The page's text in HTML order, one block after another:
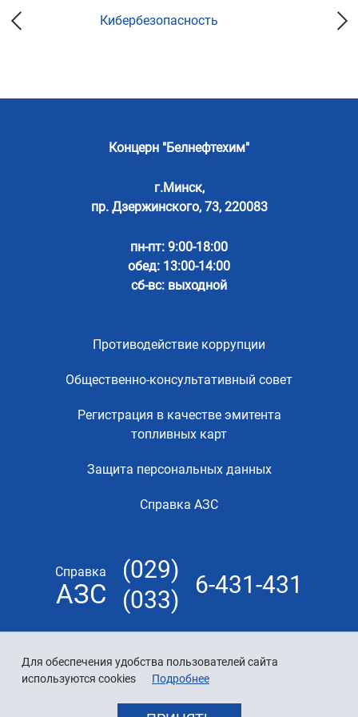
Для обеспечения удобства пользователей сайта
используются cookies
Подробнее
Кибербезопасность
Концерн "Белнефтехим"
г.Минск,
пр. Дзержинского, 73, 220083
пн-пт: 9:00-18:00
обед: 13:00-14:00
сб-вс: выходной
Противодействие коррупции
Общественно-консультативный совет
Регистрация в качестве эмитента
топливных карт
Защита персональных данных
Справка АЗС
Справка
АЗС
(029)
(033)
6-431-431